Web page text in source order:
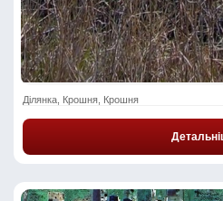
Ділянка, Крошня, Крошня